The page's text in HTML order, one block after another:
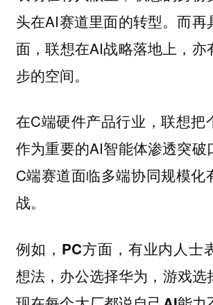
头在AI赛道里面的转型。而再
面，联想在AI战略落地上，亦
步的空间。
在C端硬件产品行业，联想把
作为重要的AI智能体渗透突破
C端赛道面临多端协同规模化
战。
例如，PC方面，有业内人士
想法，办公选择华为，游戏选